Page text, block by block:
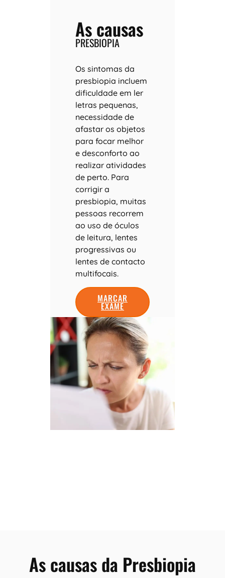
As causas
PRESBIOPIA
Os sintomas da
presbiopia incluem
dificuldade em ler
letras pequenas,
necessidade de
afastar os objetos
para focar melhor
e desconforto ao
realizar atividades
de perto. Para
corrigir a
presbiopia, muitas
pessoas recorrem
ao uso de óculos
de leitura, lentes
progressivas ou
lentes de contacto
multifocais.
MARCAR
EXAME
As causas da Presbiopia